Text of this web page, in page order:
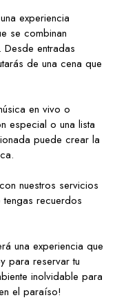
experiencia
se combinan
Desde entradas
de una cena que
en vivo o
especial o una lista
puede crear la
nuestros servicios
recuerdos
una experiencia que
para reservar tu
inolvidable para
el paraíso!